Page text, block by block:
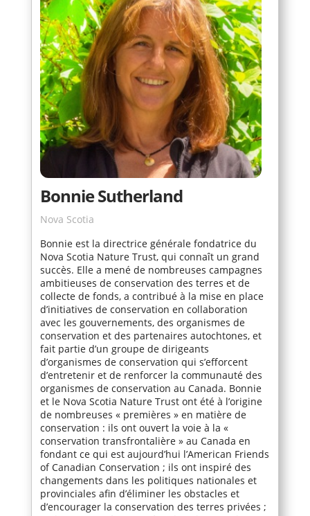
Bonnie Sutherland
Nova Scotia
Bonnie est la directrice générale fondatrice du
Nova Scotia Nature Trust, qui connaît un grand
succès. Elle a mené de nombreuses campagnes
ambitieuses de conservation des terres et de
collecte de fonds, a contribué à la mise en place
d’initiatives de conservation en collaboration
avec les gouvernements, des organismes de
conservation et des partenaires autochtones, et
fait partie d’un groupe de dirigeants
d’organismes de conservation qui s’efforcent
d’entretenir et de renforcer la communauté des
organismes de conservation au Canada. Bonnie
et le Nova Scotia Nature Trust ont été à l’origine
de nombreuses « premières » en matière de
conservation : ils ont ouvert la voie à la «
conservation transfrontalière » au Canada en
fondant ce qui est aujourd’hui l’American Friends
of Canadian Conservation ; ils ont inspiré des
changements dans les politiques nationales et
provinciales afin d’éliminer les obstacles et
d’encourager la conservation des terres privées ;